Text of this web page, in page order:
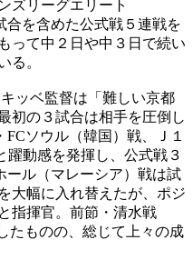
ズリーグエリート
合を含めた公式戦５連戦を
って中２日や中３日で続い
る。
ッベ監督は「難しい京都
初の３試合は相手を圧倒し
ソウル（韓国）戦、Ｊ１
躍動感を発揮し、公式戦３
ール（マレーシア）戦は試
大幅に入れ替えたが、ポジ
指揮官。前節・清水戦
たものの、総じて上々の成